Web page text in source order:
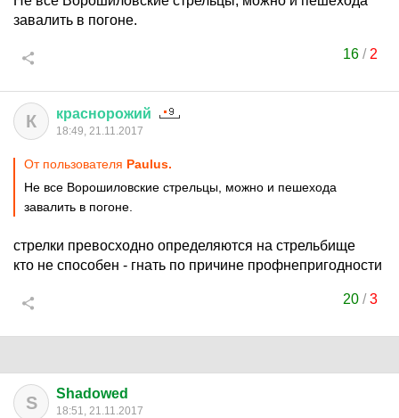
завалить в погоне.
16 / 2
К краснорожий
18:49, 21.11.2017
От пользователя Paulus.
Не все Ворошиловские стрельцы, можно и пешехода
завалить в погоне.
стрелки превосходно определяются на стрельбище
кто не способен - гнать по причине профнепригодности
20 /3
S Shadowed
18:51, 21.11.2017